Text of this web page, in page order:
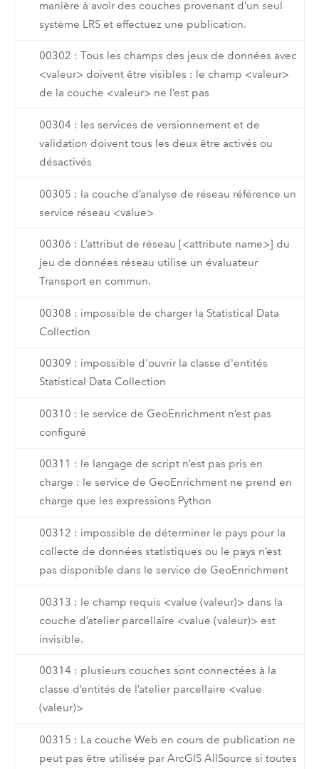
manière à avoir des couches provenant d’un seul
système LRS et effectuez une publication.
00302 : Tous les champs des jeux de données avec
<valeur> doivent être visibles : le champ <valeur>
de la couche <valeur> ne l’est pas
00304 : les services de versionnement et de
validation doivent tous les deux être activés ou
désactivés
00305 : la couche d’analyse de réseau référence un
service réseau <value>
00306 : L’attribut de réseau [<attribute name>] du
jeu de données réseau utilise un évaluateur
Transport en commun.
00308 : impossible de charger la Statistical Data
Collection
00309 : impossible d'ouvrir la classe d'entités
Statistical Data Collection
00310 : le service de GeoEnrichment n’est pas
configuré
00311 : le langage de script n’est pas pris en
charge : le service de GeoEnrichment ne prend en
charge que les expressions Python
00312 : impossible de déterminer le pays pour la
collecte de données statistiques ou le pays n’est
pas disponible dans le service de GeoEnrichment
00313 : le champ requis <value (valeur)> dans la
couche d’atelier parcellaire <value (valeur)> est
invisible.
00314 : plusieurs couches sont connectées à la
classe d’entités de l’atelier parcellaire <value
(valeur)>
00315 : La couche Web en cours de publication ne
peut pas être utilisée par ArcGIS AllSource si toutes